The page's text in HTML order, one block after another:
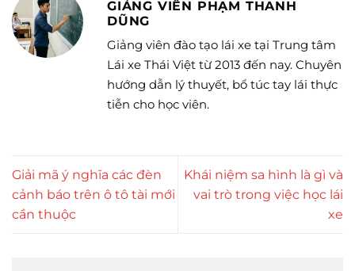
GIẢNG VIÊN PHẠM THANH
DŨNG
Giảng viên đào tạo lái xe tại Trung tâm
Lái xe Thái Việt từ 2013 đến nay. Chuyên
hướng dẫn lý thuyết, bổ túc tay lái thực
tiễn cho học viên.
Giải mã ý nghĩa các đèn
cảnh báo trên ô tô tài mới
cần thuộc
Khái niệm sa hình là gì và
vai trò trong việc học lái
xe